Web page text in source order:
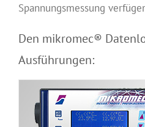
Spannungsmessung
Den mikromec®
Ausführungen: